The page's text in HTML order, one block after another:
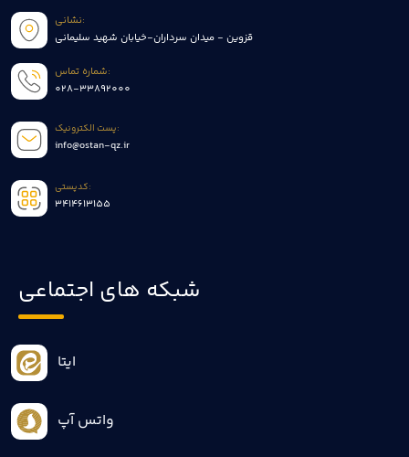
نشانی:
قزوین - میدان سرداران-خیابان شهید سلیمانی
شماره تماس:
028-33892000
پست الکترونیک:
info@ostan-qz.ir
کدپستی:
3414613155
شبکه های اجتماعی
ایتا
واتس آپ